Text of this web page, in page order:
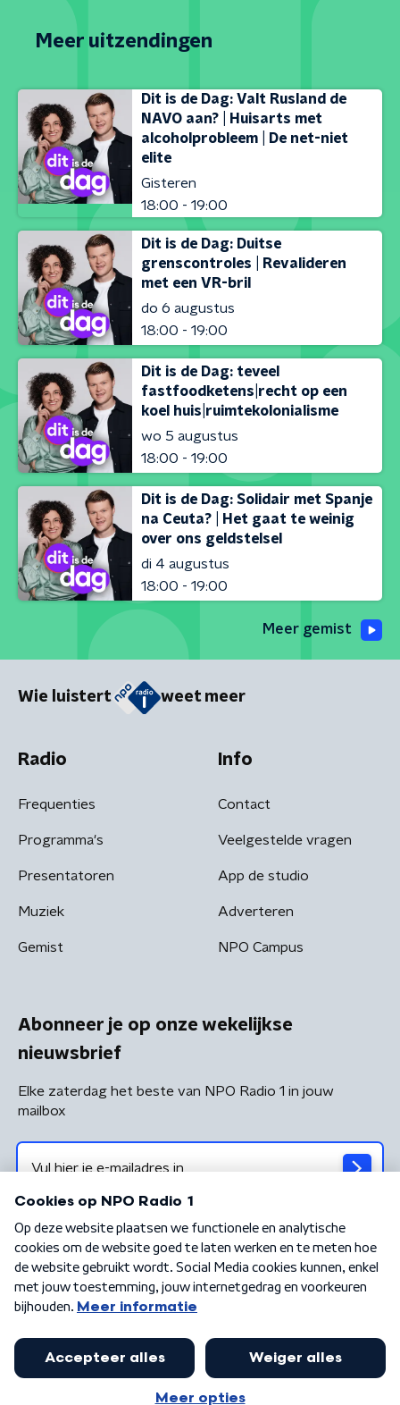
Meer uitzendingen
Dit is de Dag: Valt Rusland de
NAVO aan? | Huisarts met
alcoholprobleem | De net-niet
elite
Gisteren
18:00 - 19:00
Dit is de Dag: Duitse
grenscontroles | Revalideren
met een VR-bril
do 6 augustus
18:00 - 19:00
Dit is de Dag: teveel
fastfoodketens|recht op een
koel huis|ruimtekolonialisme
wo 5 augustus
18:00 - 19:00
Dit is de Dag: Solidair met Spanje
na Ceuta? | Het gaat te weinig
over ons geldstelsel
di 4 augustus
18:00 - 19:00
Meer gemist
Wie luistert weet meer
Radio
Frequenties
Programma's
Presentatoren
Muziek
Gemist
Info
Contact
Veelgestelde vragen
App de studio
Adverteren
NPO Campus
Abonneer je op onze wekelijkse
nieuwsbrief
Elke zaterdag het beste van NPO Radio 1 in jouw
mailbox
Algemene voorwaarden